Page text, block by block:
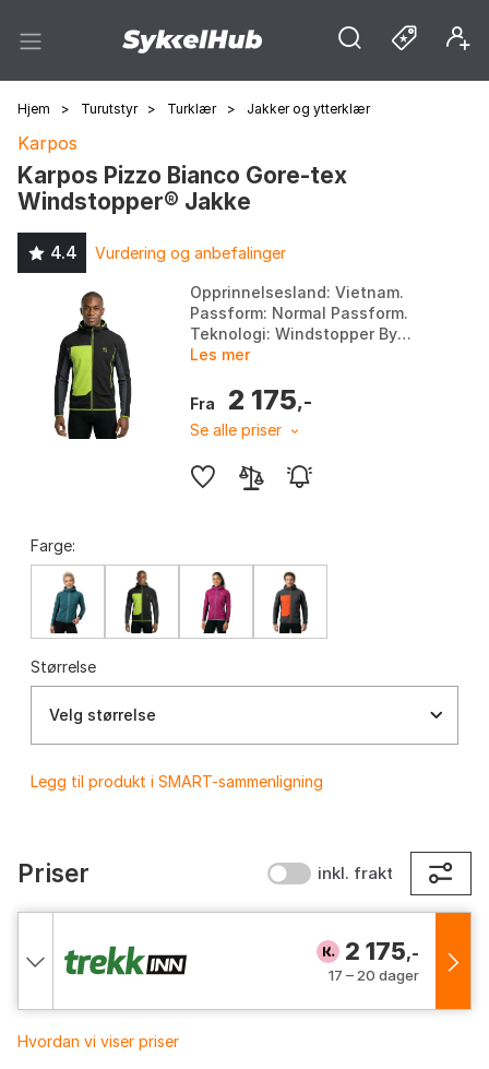
Hjem > Turutstyr > Turklær > Jakker og ytterklær
Karpos
Karpos Pizzo Bianco Gore-tex
Windstopper® Jakke
4.4 Vurdering og anbefalinger
Opprinnelsesland: Vietnam.
Passform: Normal Passform.
Teknologi: Windstopper By
Gore-Tex Labs. Materiale: 57%
Polyester, 6% Ptfe, 4% E...
Les mer
Fra 2 175,-
Se alle priser
Farge:
Størrelse
Velg størrelse
Legg til produkt i SMART-sammenligning
Priser inkl. frakt
2 175,-
17 – 20 dager
Hvordan vi viser priser